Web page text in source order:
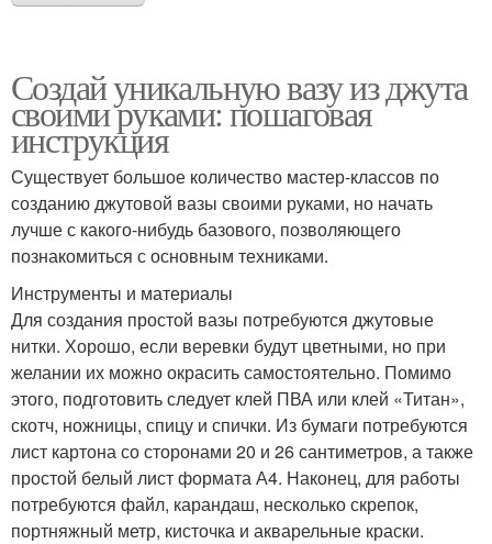
Создай уникальную вазу из джута
своими руками: пошаговая
инструкция
Существует большое количество мастер-классов по
созданию джутовой вазы своими руками, но начать
лучше с какого-нибудь базового, позволяющего
познакомиться с основным техниками.
Инструменты и материалы
Для создания простой вазы потребуются джутовые
нитки. Хорошо, если веревки будут цветными, но при
желании их можно окрасить самостоятельно. Помимо
этого, подготовить следует клей ПВА или клей «Титан»,
скотч, ножницы, спицу и спички. Из бумаги потребуются
лист картона со сторонами 20 и 26 сантиметров, а также
простой белый лист формата А4. Наконец, для работы
потребуются файл, карандаш, несколько скрепок,
портняжный метр, кисточка и акварельные краски.